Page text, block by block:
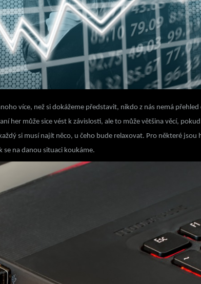
více, než si dokážeme představit, nikdo z nás nemá
her může sice vést k závislosti, ale to může většina věcí,
si musí najít něco, u čeho bude relaxovat. Pro některé
se na danou situaci koukáme.